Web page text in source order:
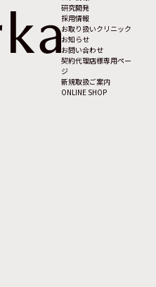
研究開発
採用情報
お取り扱いクリニック
お知らせ
お問い合わせ
契約代理店様専用ペー
ジ
新規取扱ご案内
ONLINE SHOP